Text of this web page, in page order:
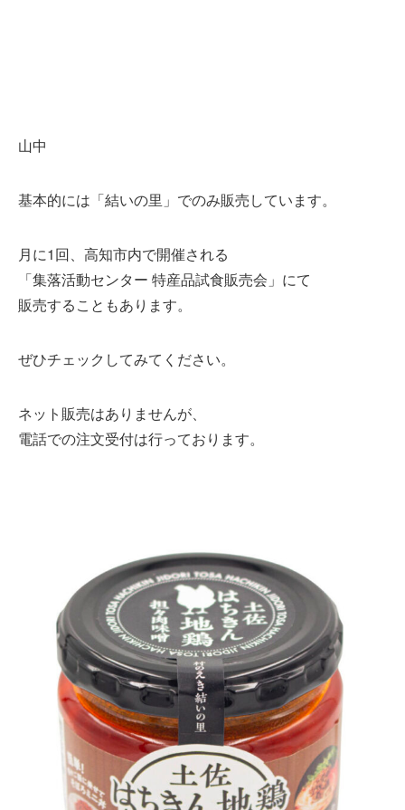
山中
基本的には「結いの里」でのみ販売しています。
月に1回、高知市内で開催される
「集落活動センター 特産品試食販売会」にて
販売することもあります。
ぜひチェックしてみてください。
ネット販売はありませんが、
電話での注文受付は行っております。